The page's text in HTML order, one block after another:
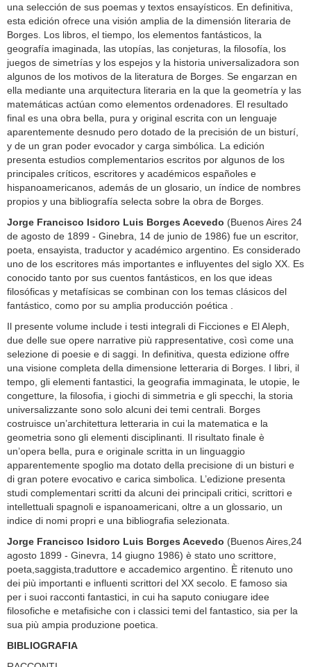
una selección de sus poemas y textos ensayísticos. En definitiva,
esta edición ofrece una visión amplia de la dimensión literaria de
Borges. Los libros, el tiempo, los elementos fantásticos, la
geografía imaginada, las utopías, las conjeturas, la filosofía, los
juegos de simetrías y los espejos y la historia universalizadora son
algunos de los motivos de la literatura de Borges. Se engarzan en
ella mediante una arquitectura literaria en la que la geometría y las
matemáticas actúan como elementos ordenadores. El resultado
final es una obra bella, pura y original escrita con un lenguaje
aparentemente desnudo pero dotado de la precisión de un bisturí,
y de un gran poder evocador y carga simbólica. La edición
presenta estudios complementarios escritos por algunos de los
principales críticos, escritores y académicos españoles e
hispanoamericanos, además de un glosario, un índice de nombres
propios y una bibliografía selecta sobre la obra de Borges.
Jorge Francisco Isidoro Luis Borges Acevedo (Buenos Aires 24
de agosto de 1899 - Ginebra, 14 de junio de 1986) fue un escritor,
poeta, ensayista, traductor y académico argentino. Es considerado
uno de los escritores más importantes e influyentes del siglo XX. Es
conocido tanto por sus cuentos fantásticos, en los que ideas
filosóficas y metafísicas se combinan con los temas clásicos del
fantástico, como por su amplia producción poética .
Il presente volume include i testi integrali di Ficciones e El Aleph,
due delle sue opere narrative più rappresentative, così come una
selezione di poesie e di saggi. In definitiva, questa edizione offre
una visione completa della dimensione letteraria di Borges. I libri, il
tempo, gli elementi fantastici, la geografia immaginata, le utopie, le
congetture, la filosofia, i giochi di simmetria e gli specchi, la storia
universalizzante sono solo alcuni dei temi centrali. Borges
costruisce un’architettura letteraria in cui la matematica e la
geometria sono gli elementi disciplinanti. Il risultato finale è
un’opera bella, pura e originale scritta in un linguaggio
apparentemente spoglio ma dotato della precisione di un bisturi e
di gran potere evocativo e carica simbolica. L’edizione presenta
studi complementari scritti da alcuni dei principali critici, scrittori e
intellettuali spagnoli e ispanoamericani, oltre a un glossario, un
indice di nomi propri e una bibliografia selezionata.
Jorge Francisco Isidoro Luis Borges Acevedo (Buenos Aires,24
agosto 1899 - Ginevra, 14 giugno 1986) è stato uno scrittore,
poeta,saggista,traduttore e accademico argentino. È ritenuto uno
dei più importanti e influenti scrittori del XX secolo. E famoso sia
per i suoi racconti fantastici, in cui ha saputo coniugare idee
filosofiche e metafisiche con i classici temi del fantastico, sia per la
sua più ampia produzione poetica.
BIBLIOGRAFIA